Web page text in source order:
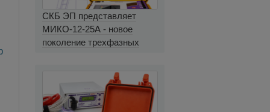
СКБ ЭП представляет
МИКО-12-25А - новое
поколение трехфазных